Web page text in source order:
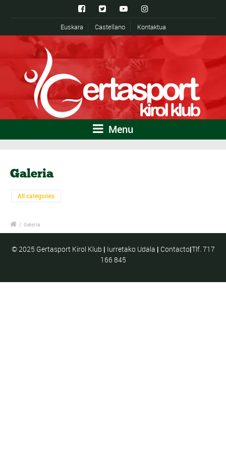
Euskara Castellano Kontaktua
Menu
Galeria
All categories
/ Galeria
© 2025 Gertasport Kirol Klub | Iurretako Udala | Contacto|Tlf. 717
166 845